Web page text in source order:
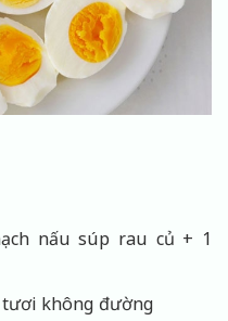
nấu súp rau củ + 1
tươi không đường